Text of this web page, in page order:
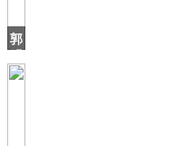
郭
錤：